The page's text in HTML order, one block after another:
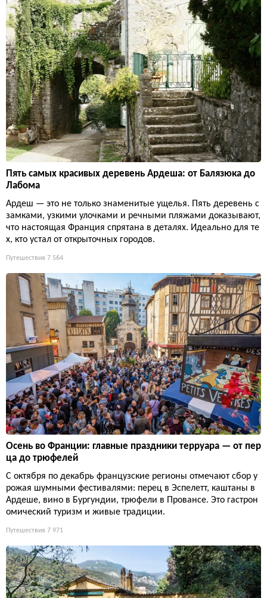
Пять самых красивых деревень Ардеша: от Балязюка до
Лабома
Ардеш — это не только знаменитые ущелья. Пять деревень с
замками, узкими улочками и речными пляжами доказывают,
что настоящая Франция спрятана в деталях. Идеально для те
х, кто устал от открыточных городов.
Путешествия 7 564
Осень во Франции: главные праздники терруара — от пер
ца до трюфелей
С октября по декабрь французские регионы отмечают сбор у
рожая шумными фестивалями: перец в Эспелетт, каштаны в
Ардеше, вино в Бургундии, трюфели в Провансе. Это гастрон
омический туризм и живые традиции.
Путешествия 7 971